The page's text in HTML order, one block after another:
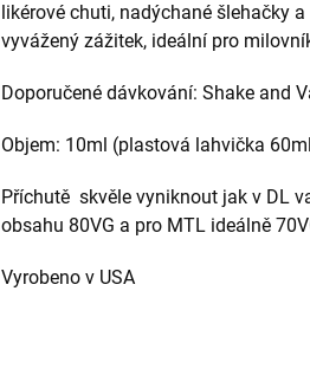
likérové chuti, nadýchané šlehačky
vyvážený zážitek, ideální pro
Doporučené dávkování: Shake and
Objem: 10ml (plastová lahvička
Příchutě skvěle vyniknout jak v DL
obsahu 80VG a pro MTL ideálně
Vyrobeno v USA